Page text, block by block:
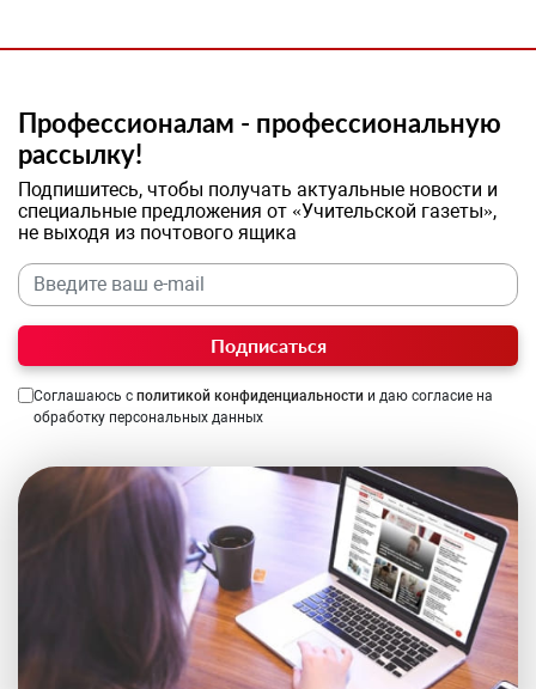
Профессионалам - профессиональную
рассылку!
Подпишитесь, чтобы получать актуальные новости и
специальные предложения от «Учительской газеты»,
не выходя из почтового ящика
Подписаться
Соглашаюсь с политикой конфиденциальности и даю согласие на
обработку персональных данных